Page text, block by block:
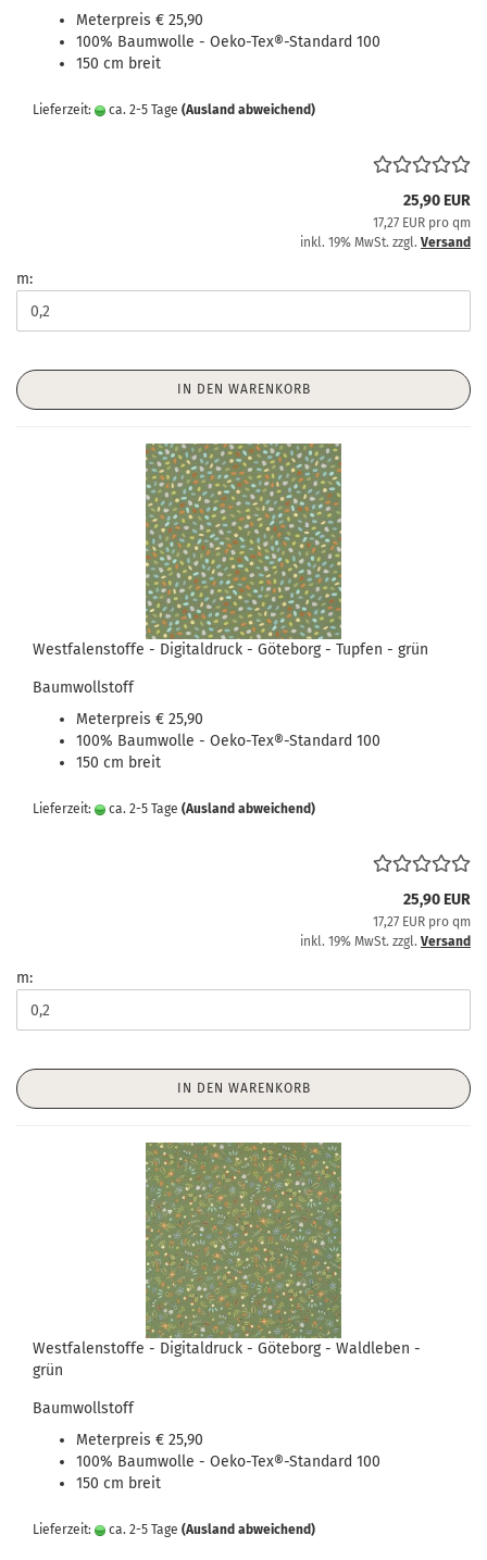
Meterpreis € 25,90
100% Baumwolle - Oeko-Tex®-Standard 100
150 cm breit
Lieferzeit: ca. 2-5 Tage (Ausland abweichend)
25,90 EUR
17,27 EUR pro qm
inkl. 19% MwSt. zzgl. Versand
m:
IN DEN WARENKORB
Westfalenstoffe - Digitaldruck - Göteborg - Tupfen - grün
Baumwollstoff
Meterpreis € 25,90
100% Baumwolle - Oeko-Tex®-Standard 100
150 cm breit
Lieferzeit: ca. 2-5 Tage (Ausland abweichend)
25,90 EUR
17,27 EUR pro qm
inkl. 19% MwSt. zzgl. Versand
m:
IN DEN WARENKORB
Westfalenstoffe - Digitaldruck - Göteborg - Waldleben -
grün
Baumwollstoff
Meterpreis € 25,90
100% Baumwolle - Oeko-Tex®-Standard 100
150 cm breit
Lieferzeit: ca. 2-5 Tage (Ausland abweichend)